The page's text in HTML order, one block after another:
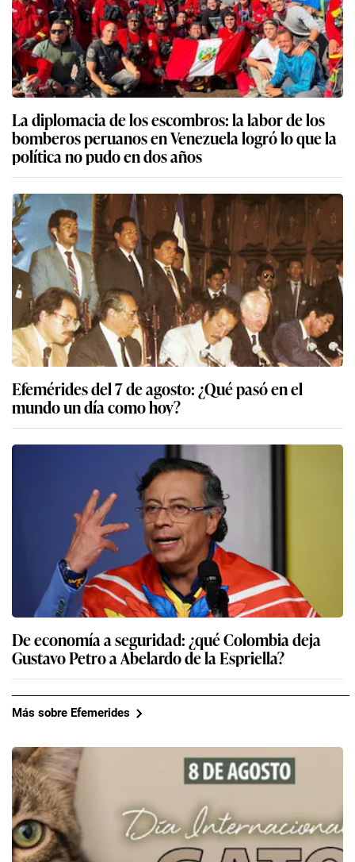
La diplomacia de los escombros: la labor de los
bomberos peruanos en Venezuela logró lo que la
política no pudo en dos años
Efemérides del 7 de agosto: ¿Qué pasó en el
mundo un día como hoy?
De economía a seguridad: ¿qué Colombia deja
Gustavo Petro a Abelardo de la Espriella?
Más sobre Efemerides